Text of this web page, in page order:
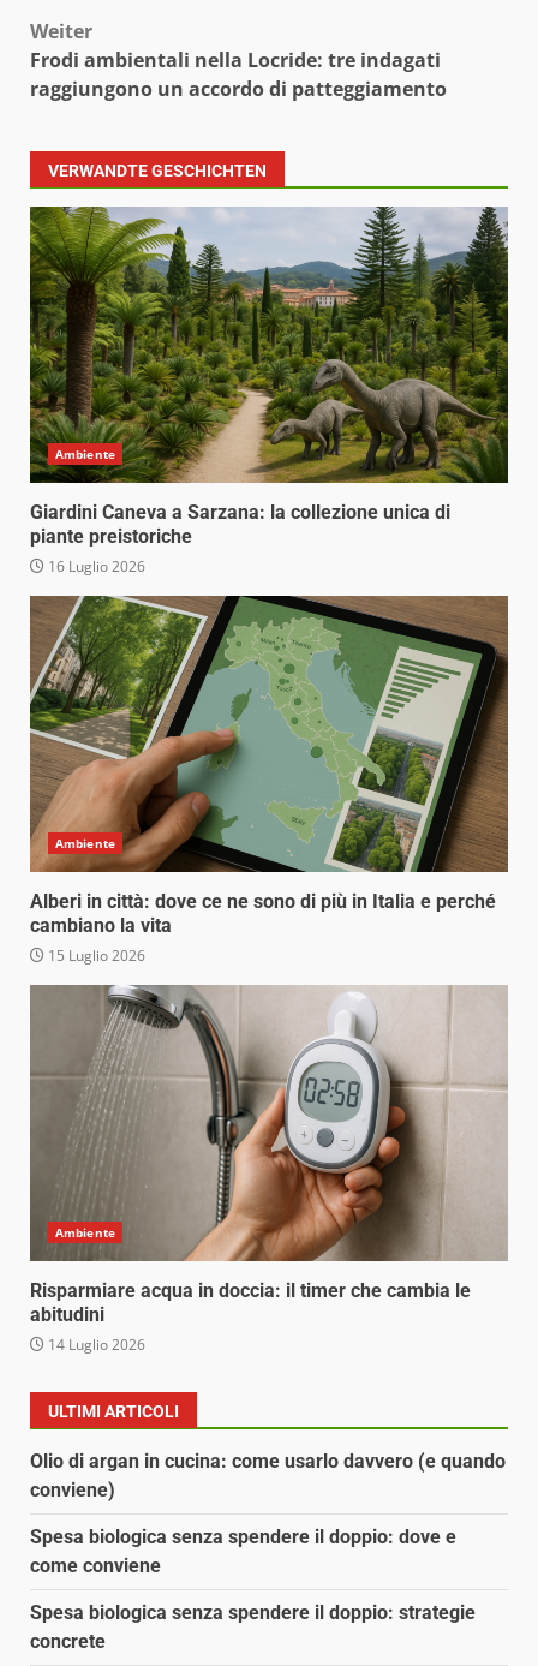
Weiter
Frodi ambientali nella Locride: tre indagati
raggiungono un accordo di patteggiamento
VERWANDTE GESCHICHTEN
Ambiente
Giardini Caneva a Sarzana: la collezione unica di
piante preistoriche
16 Luglio 2026
Ambiente
Alberi in città: dove ce ne sono di più in Italia e perché
cambiano la vita
15 Luglio 2026
Ambiente
Risparmiare acqua in doccia: il timer che cambia le
abitudini
14 Luglio 2026
ULTIMI ARTICOLI
Olio di argan in cucina: come usarlo davvero (e quando
conviene)
Spesa biologica senza spendere il doppio: dove e
come conviene
Spesa biologica senza spendere il doppio: strategie
concrete